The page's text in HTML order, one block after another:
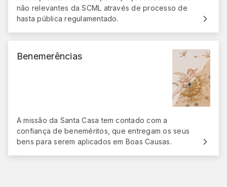
não relevantes da SCML através de processo de
hasta pública regulamentado.
Benemerências
A missão da Santa Casa tem contado com a
confiança de beneméritos, que entregam os seus
bens para serem aplicados em Boas Causas.